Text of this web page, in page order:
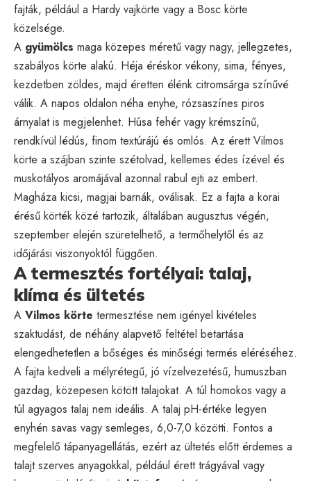
fajták, például a Hardy vajkörte vagy a Bosc körte
közelsége.
A gyümölcs maga közepes méretű vagy nagy, jellegzetes,
szabályos körte alakú. Héja éréskor vékony, sima, fényes,
kezdetben zöldes, majd éretten élénk citromsárga színűvé
válik. A napos oldalon néha enyhe, rózsaszínes piros
árnyalat is megjelenhet. Húsa fehér vagy krémszínű,
rendkívül lédús, finom textúrájú és omlós. Az érett Vilmos
körte a szájban szinte szétolvad, kellemes édes ízével és
muskotályos aromájával azonnal rabul ejti az embert.
Magháza kicsi, magjai barnák, oválisak. Ez a fajta a korai
érésű körték közé tartozik, általában augusztus végén,
szeptember elején szüretelhető, a termőhelytől és az
időjárási viszonyoktól függően.
A termesztés fortélyai: talaj,
klíma és ültetés
A Vilmos körte termesztése nem igényel kivételes
szaktudást, de néhány alapvető feltétel betartása
elengedhetetlen a bőséges és minőségi termés eléréséhez.
A fajta kedveli a mélyrétegű, jó vízelvezetésű, humuszban
gazdag, közepesen kötött talajokat. A túl homokos vagy a
túl agyagos talaj nem ideális. A talaj pH-értéke legyen
enyhén savas vagy semleges, 6,0-7,0 közötti. Fontos a
megfelelő tápanyagellátás, ezért az ültetés előtt érdemes a
talajt szerves anyagokkal, például érett trágyával vagy